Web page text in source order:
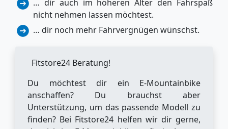
… dir auch im höheren Alter den Fahrspaß
nicht nehmen lassen möchtest.
… dir noch mehr Fahrvergnügen wünschst.
Fitstore24 Beratung!
Du möchtest dir ein E-Mountainbike
anschaffen? Du brauchst aber
Unterstützung, um das passende Modell zu
finden? Bei Fitstore24 helfen wir dir gerne,